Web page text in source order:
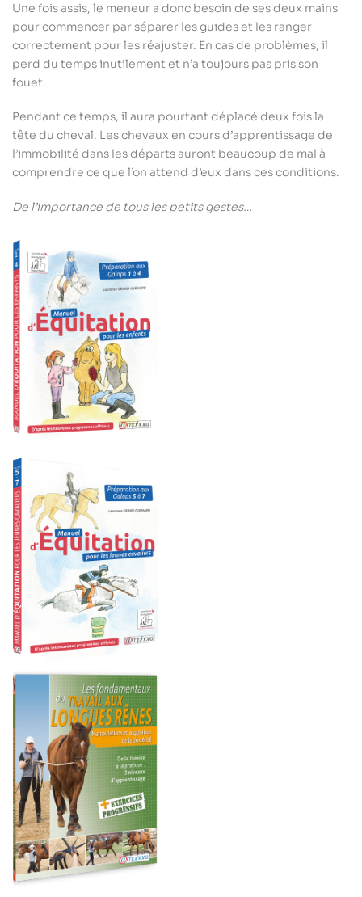
Une fois assis, le meneur a donc besoin de ses deux mains
pour commencer par séparer les guides et les ranger
correctement pour les réajuster. En cas de problèmes, il
perd du temps inutilement et n’a toujours pas pris son
fouet.
Pendant ce temps, il aura pourtant déplacé deux fois la
tête du cheval. Les chevaux en cours d’apprentissage de
l’immobilité dans les départs auront beaucoup de mal à
comprendre ce que l’on attend d’eux dans ces conditions.
De l’importance de tous les petits gestes…